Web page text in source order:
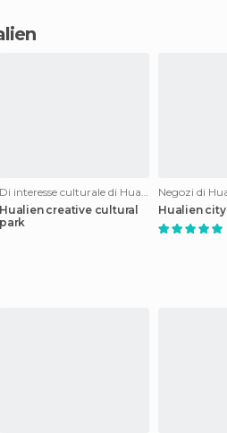
Di interesse culturale di Hualian
Hualien creative cultural
park
Negozi di
Hualien